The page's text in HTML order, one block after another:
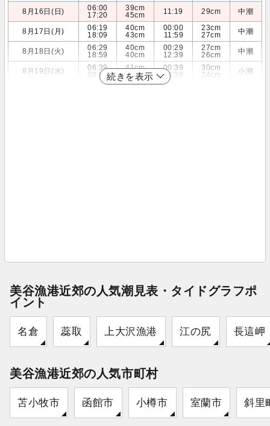
8月16日(日)
06:00
17:20
39cm
45cm
11:19 29cm 中潮
8月17日(月)
06:19
18:09
40cm
43cm
00:00
11:59
23cm
27cm
中潮
8月18日(火)
06:29
18:59
40cm
40cm
00:29
12:39
27cm
26cm
中潮
8月19日(水)
06:39
20:00
41cm
37cm
00:39
13:29
30cm
24cm
小潮
続きを表示
美谷漁港近郊の人気潮見表・タイドグラフポ
イント
名倉 蕊取 上大沢漁港 江の尻 長這岬
美谷漁港近郊の人気市町村
苫小牧市 函館市 小樽市 室蘭市 斜里